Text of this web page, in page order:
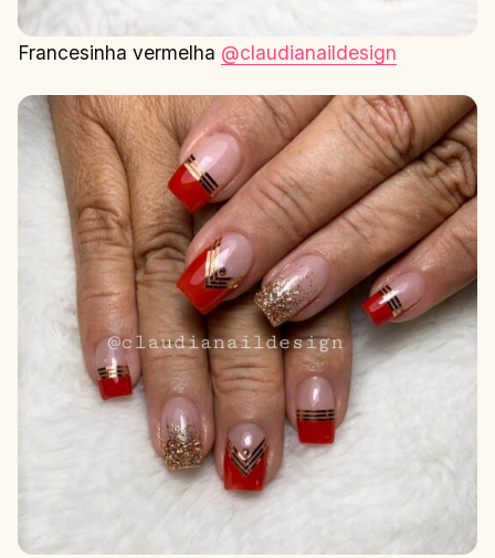
Francesinha vermelha @claudianaildesign